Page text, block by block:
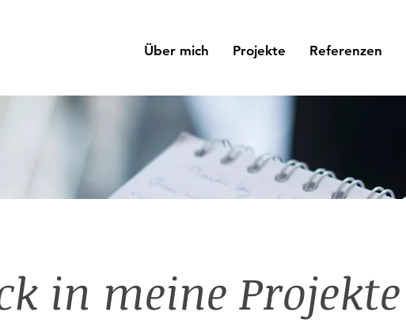
Über mich Projekte Referenzen
in meine Projekte